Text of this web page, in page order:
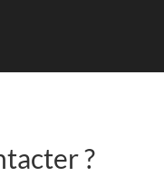
?